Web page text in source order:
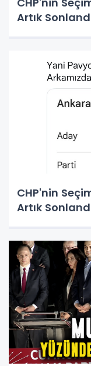
Artık
CHP'nin
Artık